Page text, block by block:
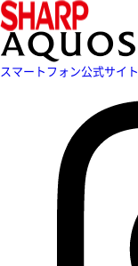
スマートフォン公式サイト